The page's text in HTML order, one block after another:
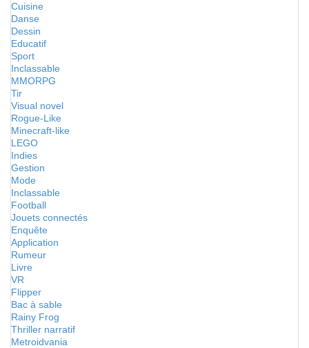
Cuisine
Danse
Dessin
Educatif
Sport
Inclassable
MMORPG
Tir
Visual novel
Rogue-Like
Minecraft-like
LEGO
Indies
Gestion
Mode
Inclassable
Football
Jouets connectés
Enquête
Application
Rumeur
Livre
VR
Flipper
Bac à sable
Rainy Frog
Thriller narratif
Metroidvania